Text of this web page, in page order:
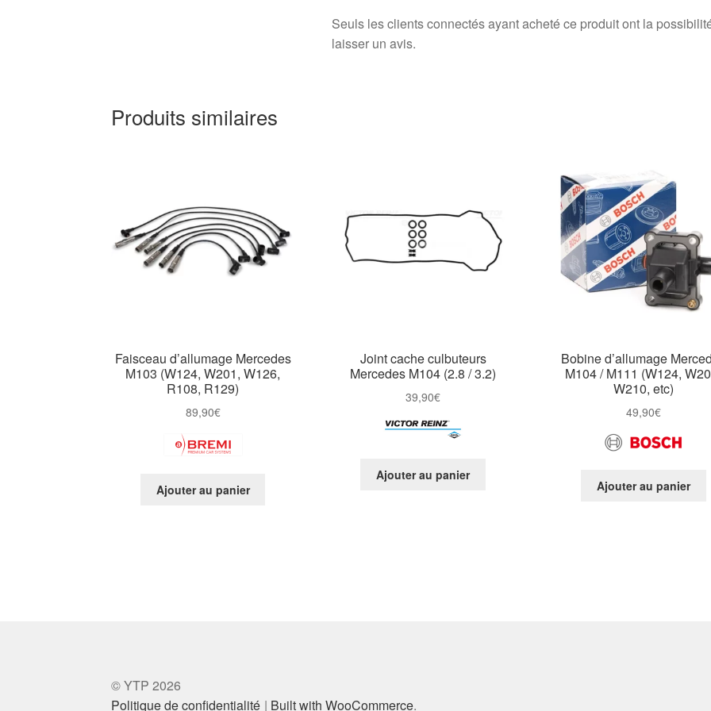
Seuls les clients connectés ayant acheté ce produit ont la
laisser un avis.
Produits similaires
Faisceau d’allumage Mercedes
M103 (W124, W201, W126,
R108, R129)
89,90€
Ajouter au panier
Joint cache culbuteurs
Mercedes M104 (2.8 / 3.2)
39,90€
Ajouter au panier
Bobine d’allumage
M104 / M111 (W124,
W210, etc)
49,90€
Ajouter au panier
© YTP 2026
Politique de confidentialité
Built with WooCommerce.